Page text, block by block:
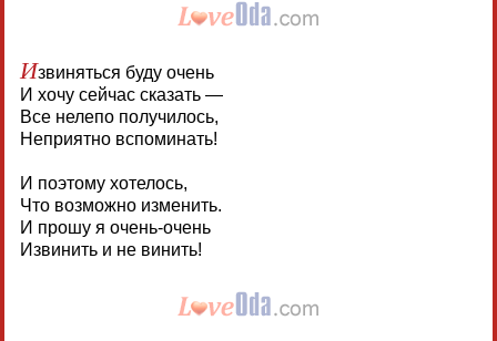
Извиняться буду очень
И хочу сейчас сказать —
Все нелепо получилось,
Неприятно вспоминать!
И поэтому хотелось,
Что возможно изменить.
И прошу я очень-очень
Извинить и не винить!